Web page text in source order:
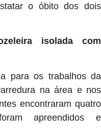
o óbito dos dois
isolada com
para os trabalhos da
na área e nos
encontraram quatro
apreendidos e